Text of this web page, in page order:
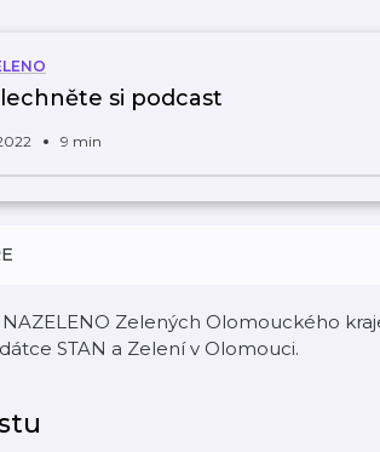
si podcast
9 min
Zelených Olomouckého
STAN a Zelení v Olomouci.